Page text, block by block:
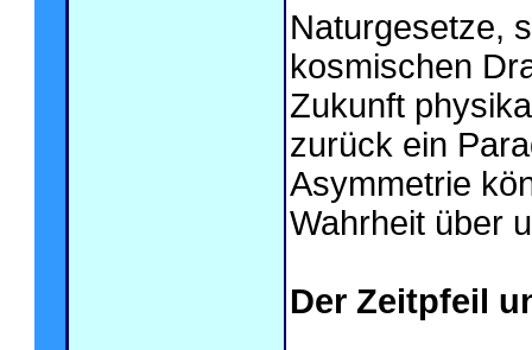
Naturgesetze,
kosmischen
Zukunft
zurück ein
Asymmetrie
Wahrheit über
Der Zeitpfeil